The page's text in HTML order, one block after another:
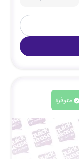
متوفرة